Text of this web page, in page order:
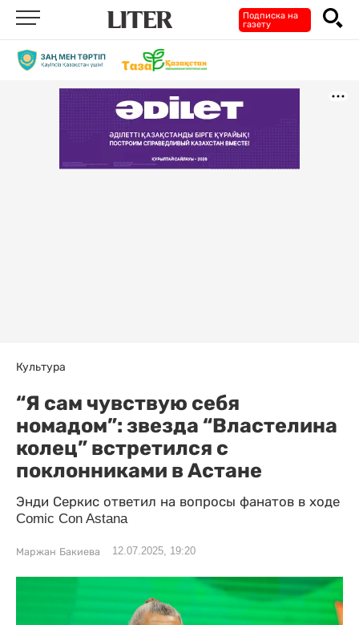
Подписка на
газету
Культура
“Я сам чувствую себя
номадом”: звезда “Властелина
колец” встретился с
поклонниками в Астане
Энди Серкис ответил на вопросы фанатов в ходе
Comic Con Astana
Маржан Бакиева 12.07.2025, 19:20